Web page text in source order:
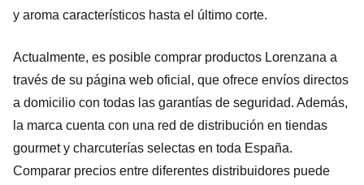
y aroma característicos hasta el último corte.
Actualmente, es posible comprar productos Lorenzana a
través de su página web oficial, que ofrece envíos directos
a domicilio con todas las garantías de seguridad. Además,
la marca cuenta con una red de distribución en tiendas
gourmet y charcuterías selectas en toda España.
Comparar precios entre diferentes distribuidores puede